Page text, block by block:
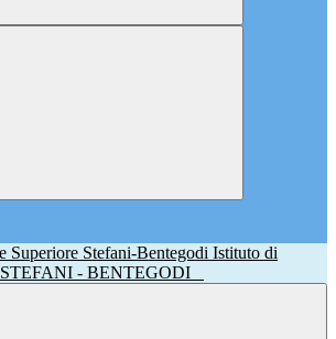
Istituto di
STEFANI - BENTEGODI